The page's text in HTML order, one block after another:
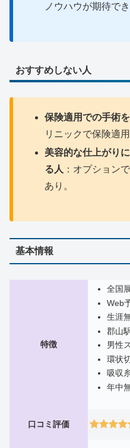
ノウハウが期待でき
おすすめしない人
保険適用での手術
リニックで保険適
美容的な仕上がり
る人 ：オプション
あり。
基本情報
特徴
全国
Web
生涯
郡山
男性
環状
吸収
年中
口コミ評価